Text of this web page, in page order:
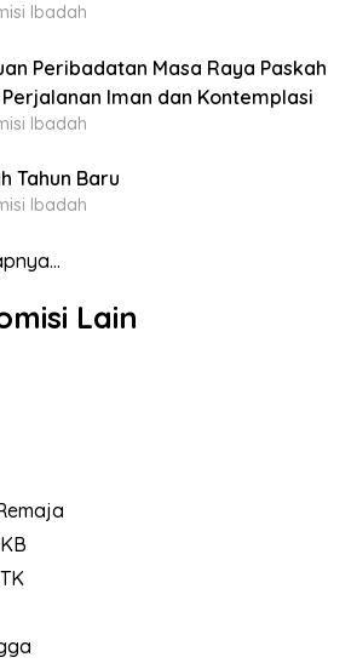
Ibadah
Peribadatan Masa Raya Paskah
Perjalanan Iman dan Kontemplasi
Ibadah
Tahun Baru
Ibadah
Lain